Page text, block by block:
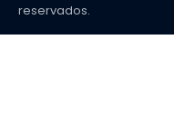
reservados.